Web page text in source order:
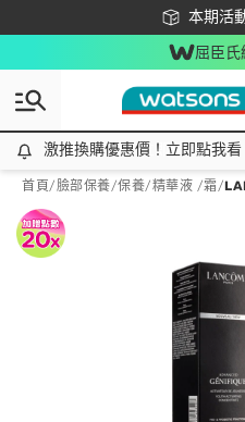
本期活
下載app
屈臣
激推換購優惠價！立即點我看
激推換購優惠價！立即點我看
首頁/臉部保養/保養/精華液 /霜/